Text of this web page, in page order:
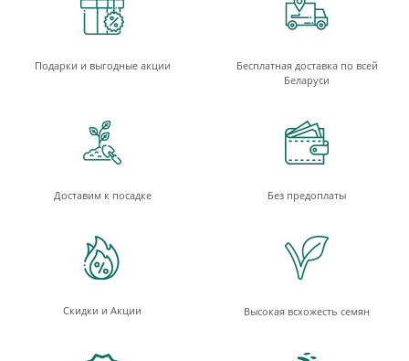
Подарки и выгодные акции
Бесплатная доставка по всей
Беларуси
Доставим к посадке Без предоплаты
Скидки и Акции Высокая всхожесть семян